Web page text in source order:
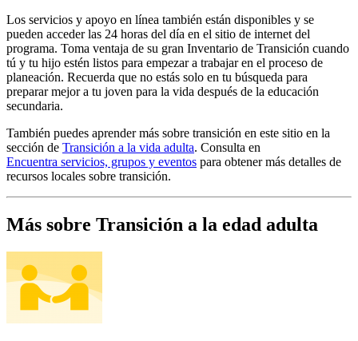
Los servicios y apoyo en línea también están disponibles y se
pueden acceder las 24 horas del día en el sitio de internet del
programa. Toma ventaja de su gran Inventario de Transición cuando
tú y tu hijo estén listos para empezar a trabajar en el proceso de
planeación. Recuerda que no estás solo en tu búsqueda para
preparar mejor a tu joven para la vida después de la educación
secundaria.
También puedes aprender más sobre transición en este sitio en la
sección de Transición a la vida adulta. Consulta en
Encuentra servicios, grupos y eventos para obtener más detalles de
recursos locales sobre transición.
Más sobre Transición a la edad adulta